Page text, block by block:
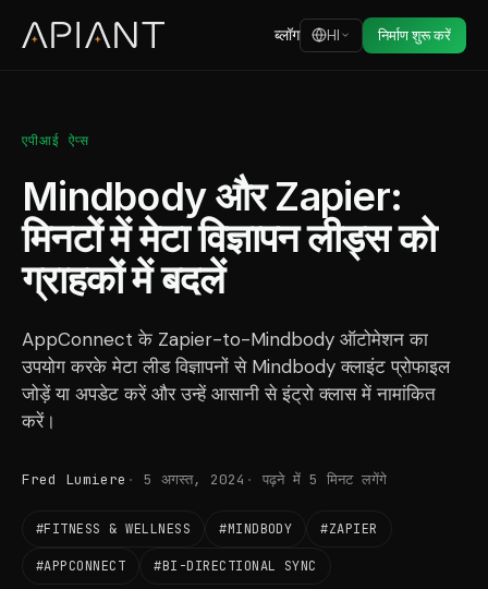
ब्लॉग HI निर्माण शुरू करें
एपीआई ऐप्स
Mindbody और Zapier:
मिनटों में मेटा विज्ञापन लीड्स को
ग्राहकों में बदलें
AppConnect के Zapier-to-Mindbody ऑटोमेशन का
उपयोग करके मेटा लीड विज्ञापनों से Mindbody क्लाइंट प्रोफाइल
जोड़ें या अपडेट करें और उन्हें आसानी से इंट्रो क्लास में नामांकित
करें।
Fred Lumiere 5 अगस्त, 2024 पढ़ने में 5 मिनट लगेंगे
#FITNESS & WELLNESS #MINDBODY #ZAPIER
#APPCONNECT #BI-DIRECTIONAL SYNC